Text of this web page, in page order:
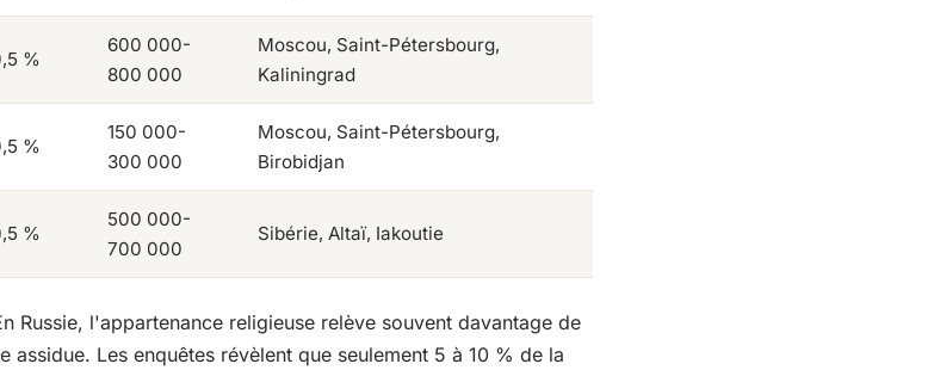
%
600 000-
800 000
Moscou, Saint-Pétersbourg,
Kaliningrad
%
150 000-
300 000
Moscou, Saint-Pétersbourg,
Birobidjan
%
500 000-
700 000
Sibérie, Altaï, Iakoutie
Russie, l'appartenance religieuse relève souvent davantage de
Les enquêtes révèlent que seulement 5 à 10 % de la